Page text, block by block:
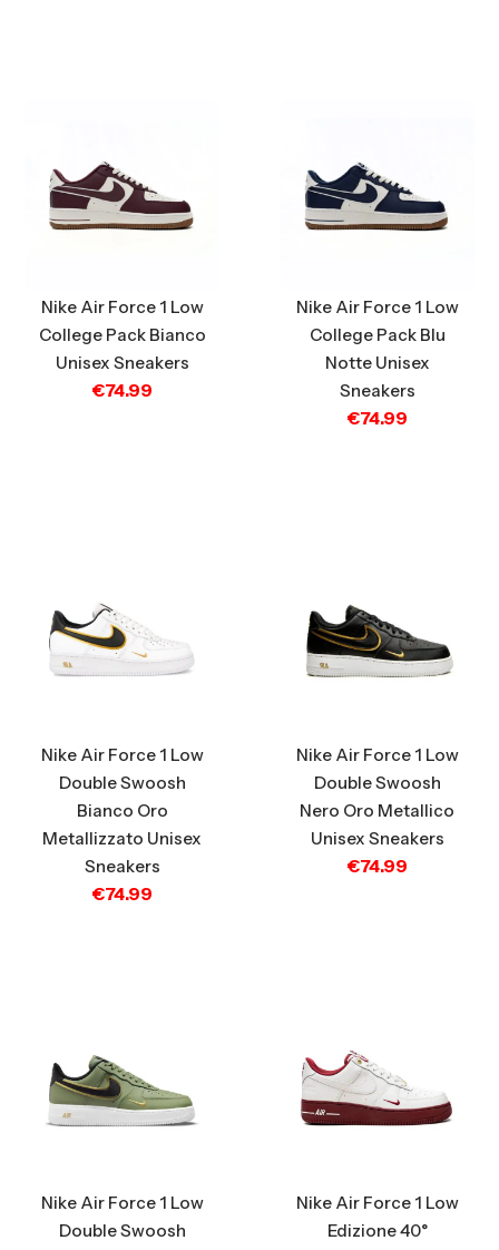
Nike Air Force 1 Low
College Pack Bianco
Unisex Sneakers
€74.99
Nike Air Force 1 Low
College Pack Blu
Notte Unisex
Sneakers
€74.99
Nike Air Force 1 Low
Double Swoosh
Bianco Oro
Metallizzato Unisex
Sneakers
€74.99
Nike Air Force 1 Low
Double Swoosh
Nero Oro Metallico
Unisex Sneakers
€74.99
Nike Air Force 1 Low
Double Swoosh
Nike Air Force 1 Low
Edizione 40°